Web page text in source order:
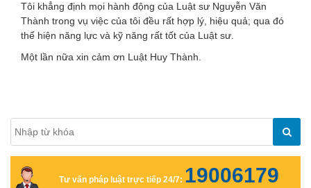
Tôi khẳng định mọi hành động của Luật sư Nguyễn Văn
Thành trong vụ việc của tôi đều rất hợp lý, hiệu quả; qua đó
thể hiện năng lực và kỹ năng rất tốt của Luật sư.
Một lần nữa xin cảm ơn Luật Huy Thành.
Tư vấn pháp luật trực tiếp 24/7: 19006179